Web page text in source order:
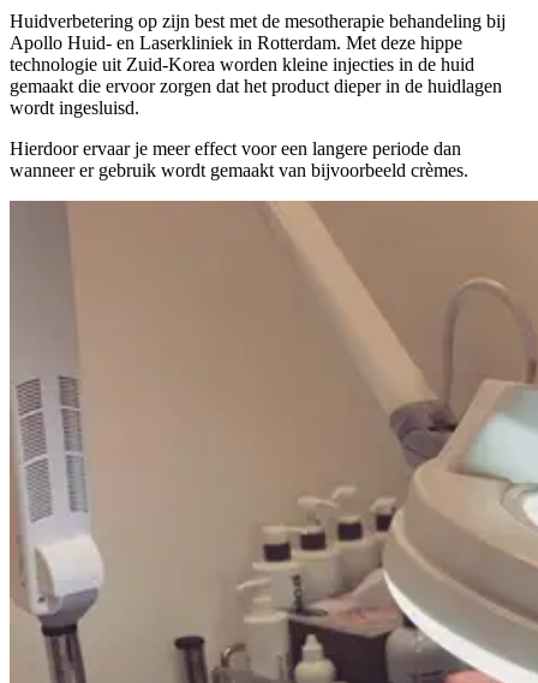
Huidverbetering op zijn best met de mesotherapie behandeling bij
Apollo Huid- en Laserkliniek in Rotterdam. Met deze hippe
technologie uit Zuid-Korea worden kleine injecties in de huid
gemaakt die ervoor zorgen dat het product dieper in de huidlagen
wordt ingesluisd.
Hierdoor ervaar je meer effect voor een langere periode dan
wanneer er gebruik wordt gemaakt van bijvoorbeeld crèmes.